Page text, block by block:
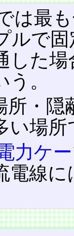
は最
ルで
した
。
所・
い場
力ケ
電線